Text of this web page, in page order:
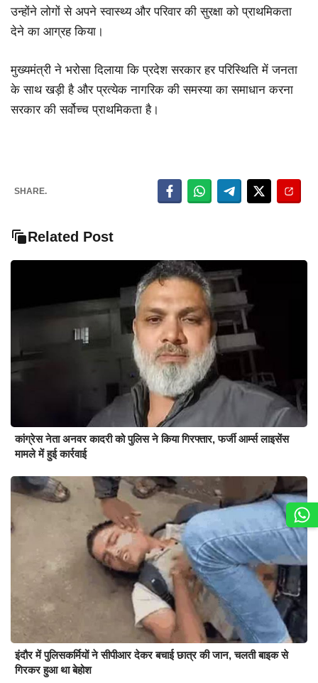
उन्होंने लोगों से अपने स्वास्थ्य और परिवार की सुरक्षा को प्राथमिकता
देने का आग्रह किया।
मुख्यमंत्री ने भरोसा दिलाया कि प्रदेश सरकार हर परिस्थिति में जनता
के साथ खड़ी है और प्रत्येक नागरिक की समस्या का समाधान करना
सरकार की सर्वोच्च प्राथमिकता है।
SHARE.
Related Post
कांग्रेस नेता अनवर कादरी को पुलिस ने किया गिरफ्तार, फर्जी आर्म्स लाइसेंस
मामले में हुई कार्रवाई
इंदौर में पुलिसकर्मियों ने सीपीआर देकर बचाई छात्र की जान, चलती बाइक से
गिरकर हुआ था बेहोश